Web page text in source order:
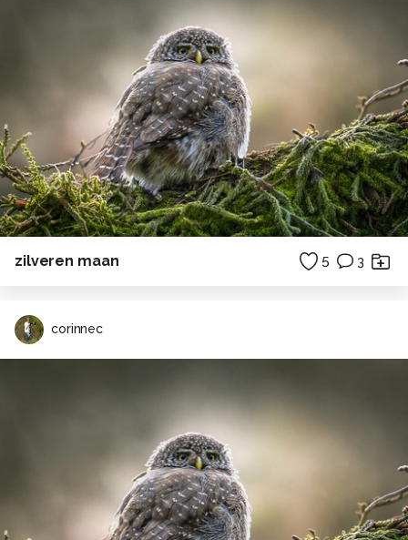
zilveren maan 5 3
corinnec